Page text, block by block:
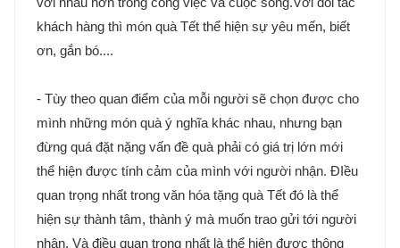
khách hàng thì món quà Tết thể hiện sự yêu mến, biết
ơn, gắn bó....
- Tùy theo quan điểm của mỗi người sẽ chọn được cho
mình những món quà ý nghĩa khác nhau, nhưng bạn
đừng quá đặt nặng vấn đề quà phải có giá trị lớn mới
thể hiện được tính cảm của mình với người nhận. ĐIều
quan trọng nhất trong văn hóa tặng quà Tết đó là thể
hiện sự thành tâm, thành ý mà muốn trao gửi tới người
nhận. Và điều quan trọng nhất là thể hiện được thông